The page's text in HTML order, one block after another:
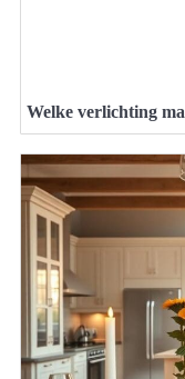
Welke verlichting